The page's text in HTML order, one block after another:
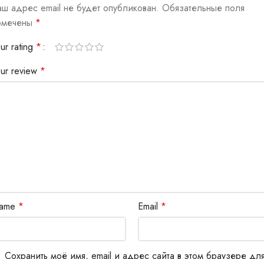
адрес email не будет опубликован. Обязательные поля
*
rating *
review *
* Email *
Сохранить моё имя, email и адрес сайта в этом браузере